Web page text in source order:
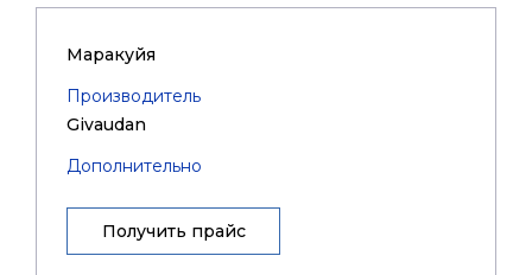
Маракуйя
Производитель
Givaudan
Дополнительно
Получить прайс